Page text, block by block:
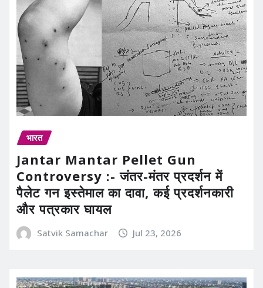
भारत
Jantar Mantar Pellet Gun
Controversy :- जंतर-मंतर प्रदर्शन में
पैलेट गन इस्तेमाल का दावा, कई प्रदर्शनकारी
और पत्रकार घायल
Satvik Samachar Jul 23, 2026